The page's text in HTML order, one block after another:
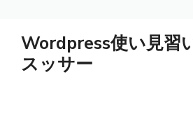
Wordpress使い見習
スッサー